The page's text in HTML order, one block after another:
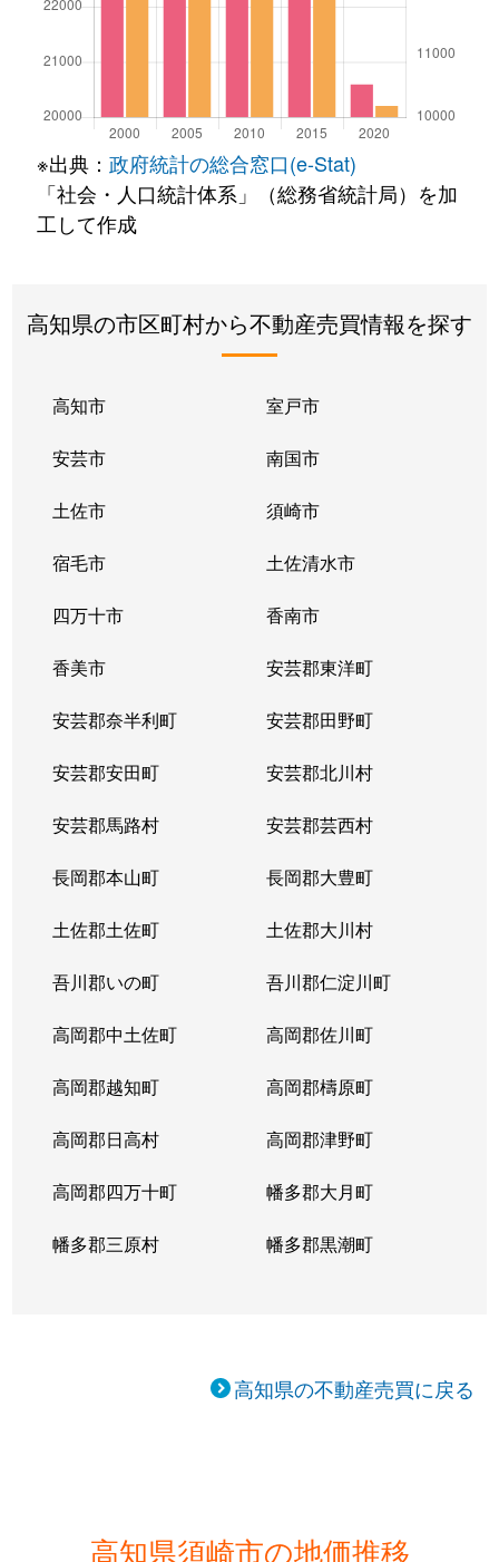
※出典： 政府統計の総合窓口(e-Stat)
「社会・人口統計体系」（総務省統計局）を加
工して作成
高知県の市区町村から不動産売買情報を探す
高知市 室戸市
安芸市 南国市
土佐市 須崎市
宿毛市 土佐清水市
四万十市 香南市
香美市 安芸郡東洋町
安芸郡奈半利町 安芸郡田野町
安芸郡安田町 安芸郡北川村
安芸郡馬路村 安芸郡芸西村
長岡郡本山町 長岡郡大豊町
土佐郡土佐町 土佐郡大川村
吾川郡いの町 吾川郡仁淀川町
高岡郡中土佐町 高岡郡佐川町
高岡郡越知町 高岡郡檮原町
高岡郡日高村 高岡郡津野町
高岡郡四万十町 幡多郡大月町
幡多郡三原村 幡多郡黒潮町
高知県の不動産売買に戻る
高知県須崎市の地価推移